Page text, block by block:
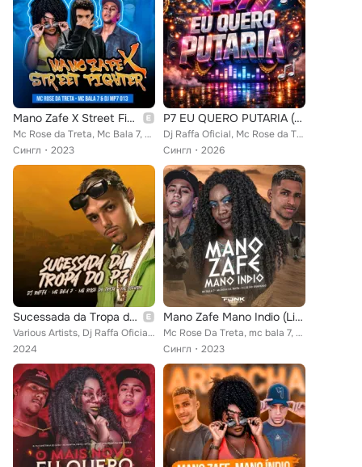
Mano Zafe X Street Fighter
Mc Rose da Treta, Mc Bala 7, Dj Mp7 013
Сингл
2023
P7 EU QUERO PUTARIA (feat. Fabuloso)
Dj Raffa Oficial, Mc Rose da Treta, Mc Bala 7 feat. Fabuloso
Сингл
2026
Sucessada da Tropa do P7
Various Artists, Dj Raffa Oficial, Mc Bala 7, Mc Rose Da Treta, Mc Henry
2024
Mano Zafe Mano Indio (Light)
Mc Rose Da Treta, mc bala 7, Dj 2K do Chapadão
Сингл
2023